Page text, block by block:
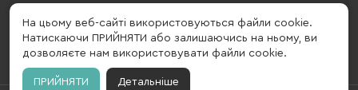
Gelius - український бренд, який активно розвивається у сфері смарт
гаджетів та мобільних аксесуарів. Бренд заснований в 2013 році. Gelius
- це набагато більше ніж просто бренд, це стиль життя, який об'єднує в
собі драйв, радість, швидкість, новації і практичність.
На цьому веб-сайті використовуються файли cookie.
Натискаючи ПРИЙНЯТИ або залишаючись на ньому, ви
дозволяєте нам використовувати файли cookie.
ПРИЙНЯТИ Детальніше